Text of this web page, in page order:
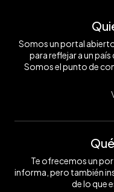
Somos un portal
para reflejar a un país
Somos el punto de
Te ofrecemos un
informa, pero también
de lo que